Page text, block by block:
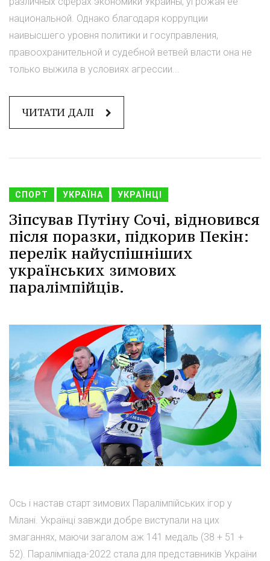
национальной. Однако благодаря коррупции
наивысшего уровня политики и госуправления,
правоохранительной и судебной ветвей власти она не
только выжила в условиях агрессии...
ЧИТАТИ ДАЛІ
СПОРТ УКРАЇНА УКРАЇНЦІ
Зіпсував Путіну Сочі, відновився
після поразки, підкорив Пекін:
перелік найуспішніших
українських зимових
паралімпійців.
Ось і настав старт зимових Паралімпійських ігор у
Мілані. Українці завжди добре виступали на цих
змаганнях, маючи загалом аж 141 медаль (38 + 51 +
52). Паралімпіада-2022 стала для представників України